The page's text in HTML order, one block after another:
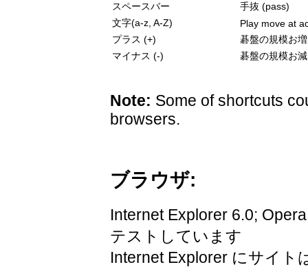
スペースバー
手抜 (pass)
文字(a-z, A-Z)
Play move at
プラス (+)
碁盤の規模お
マイナス (-)
碁盤の規模お
Note: Some of shortcuts
browsers.
ブラウザ:
Internet Explorer 6.0;
テストしています
Internet Explorer にサイト